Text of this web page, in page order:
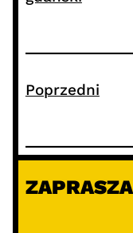
Poprzedni